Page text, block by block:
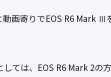
画寄りでEOS R6 Mark Ⅲ
ては、EOS R6 Mark 2の